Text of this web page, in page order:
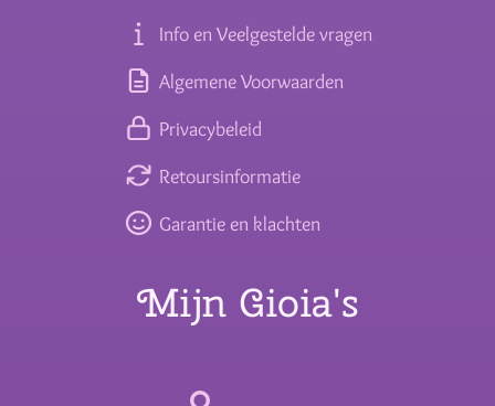
Info en Veelgestelde vragen
Algemene Voorwaarden
Privacybeleid
Retoursinformatie
Garantie en klachten
Mijn Gioia's